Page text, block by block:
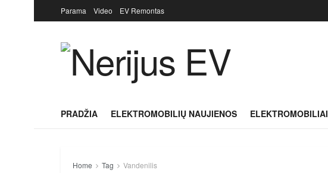
Parama Video EV Remontas
PRADŽIA ELEKTROMOBILIŲ NAUJIENOS ELEKTROMOBILIAI
Home Tag Vandenilis